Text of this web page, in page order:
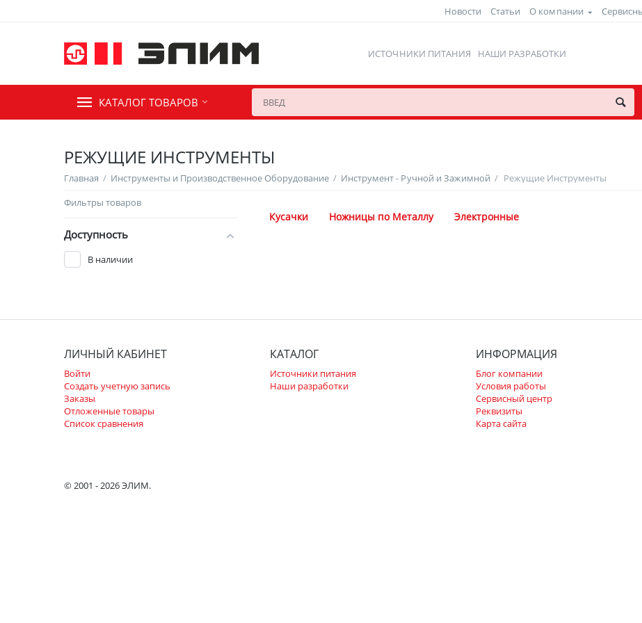
Новости Статьи О компании
ИСТОЧНИКИ ПИТАНИЯ НАШИ РАЗРАБОТКИ
КАТАЛОГ ТОВАРОВ
РЕЖУЩИЕ ИНСТРУМЕНТЫ
Главная / Инструменты и Производственное Оборудование / Инструмент - Ручной и Зажимной / Режущие Инструменты
Кусачки Ножницы по Металлу Электронные
Фильтры товаров
Доступность
В наличии
ЛИЧНЫЙ КАБИНЕТ
Войти
Создать учетную запись
Заказы
Отложенные товары
Список сравнения
КАТАЛОГ
Источники питания
Наши разработки
ИНФОРМАЦИЯ
Блог компании
Условия работы
Сервисный центр
Реквизиты
Карта сайта
© 2001 - 2026 ЭЛИМ.